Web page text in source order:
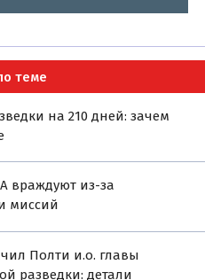
теме
на 210 дней: зачем
враждуют из-за
миссий
Полти и.о. главы
разведки: детали